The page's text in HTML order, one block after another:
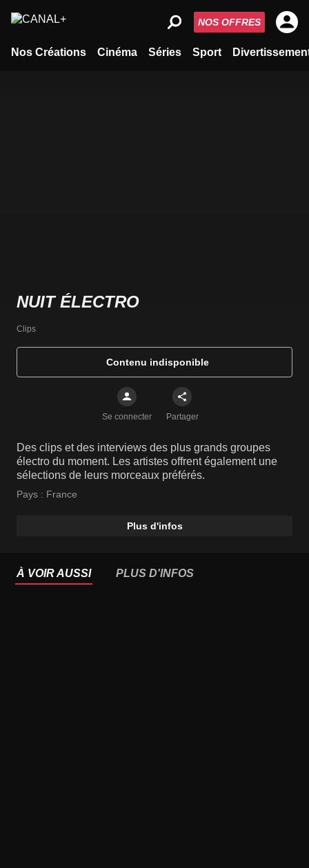
Nos Créations Cinéma Séries Sport
NOS OFFRES
NUIT ÉLECTRO
Clips
Contenu indisponible
Se connecter Partager
Des clips et des interviews des plus grands groupes
électro du moment. Les artistes offrent également une
sélections de leurs morceaux préférés.
Pays : France
Plus d'infos
À VOIR AUSSI PLUS D'INFOS